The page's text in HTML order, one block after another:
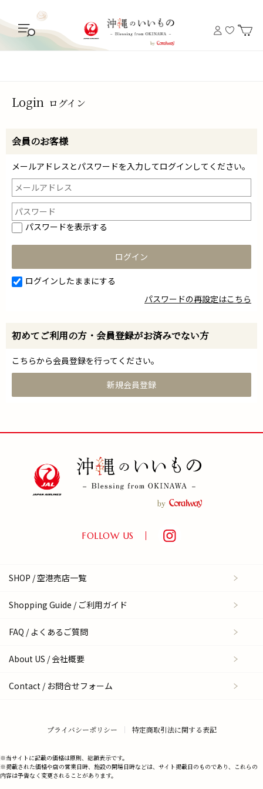
Login ログイン
会員のお客様
メールアドレスとパスワードを入力してログインしてください。
パスワードを表示する
ログインしたままにする
パスワードの再設定はこちら
FOLLOW US
SHOP / 空港売店一覧
Shopping Guide / ご利用ガイド
FAQ / よくあるご質問
About US / 会社概要
Contact / お問合せフォーム
プライバシーポリシー 特定商取引法に関する表記
※当サイトに記載の価格は原則、総額表示です。
※掲載された価格や店の営業日時、施設の開場日時などは、サイト掲載日のものであり、これらの
内容は予告なく変更されることがあります。